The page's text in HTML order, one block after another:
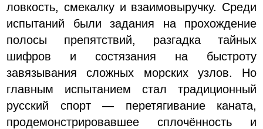
ловкость, смекалку и взаимовыручку. Среди
испытаний были задания на прохождение
полосы препятствий, разгадка тайных
шифров и состязания на быстроту
завязывания сложных морских узлов. Но
главным испытанием стал традиционный
русский спорт — перетягивание каната,
продемонстрировавшее сплочённость и